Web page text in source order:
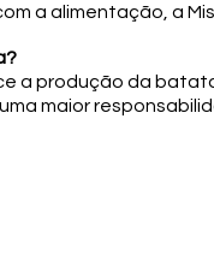
a alimentação, a
a produção da batata
maior